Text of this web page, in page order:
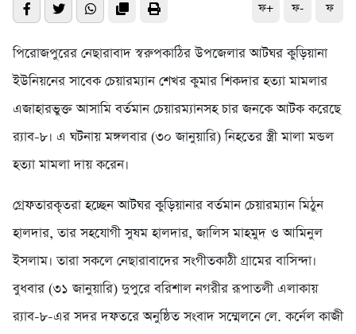
ফ+ ফ- ফ
পিরোজপুরের নেছারাবাদ স্বরুপকাঠির উপজেলার আটঘর কুড়িয়ানা
ইউনিয়নের সাবেক চেয়ারম্যান শেখর কুমার শিকদার হত্যা মামলার
এজাহারভুক্ত আসামি বর্তমান চেয়ারম্যানসহ চার জনকে আটক করেছে
র‌্যাব-৮। এ ঘটনায় মঙ্গলবার (৩০ জানুয়ারি) নিহতের স্ত্রী মালা মন্ডল
হত্যা মামলা দায় করেন।
গ্রেফতারকৃতরা হচ্ছেন আটঘর কুড়িয়ানার বর্তমান চেয়ারম্যান মিঠুন
হালদার, তার সহযোগী সুষম হালদার, জালিস মাহমুদ ও আমিনুল
ইসলাম। তারা সকলে নেছারাবাদের সংগীতকাঠী গ্রামের বাসিন্দা।
বুধবার (৩১ জানুয়ারি) দুপুরে বরিশাল নগরীর রূপাতলী এলাকায়
র‌্যাব-৮-এর সদর দফতরে অনুষ্ঠিত সংবাদ সম্মেলনে লে. কর্নেল কাজী